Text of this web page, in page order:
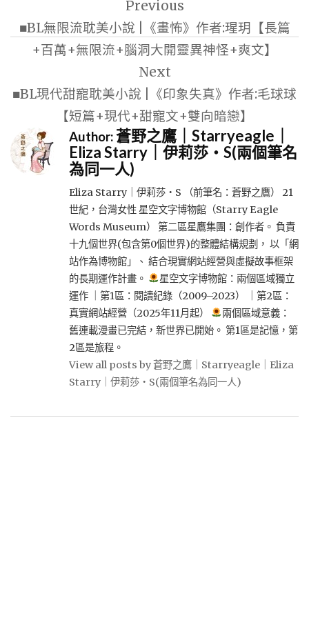
導
Previous
■BL無限流耽美小說 |《畫怖》作者:瑆玥【長篇
+百萬+無限流+腦洞大開靈異神怪+爽文】
Next
■BL現代甜寵耽美小說 |《印象失真》作者:毛球球
【短篇+現代+甜寵文+雙向暗戀】
Author:蒼野之鷹｜Starryeagle｜
Eliza Starry｜伊莉莎・S(兩個筆名
為同一人)
Eliza Starry｜伊莉莎・S （前筆名：蒼野之鷹） 21
世紀，台灣女性 星空文字博物館（Starry Eagle
Words Museum） 第二區星鷹集團：創作者。 負責
十九個世界(包含第0個世界)的整體結構規劃， 以「網
站作為博物館」、 結合現實網站經營與虛擬故事框架
的長期運作計畫。
星空文字博物館：兩個區域獨立
運作 ｜第1區：閱讀紀錄（2009–2023） ｜第2區：
真實網站經營（2025年11月起）
兩個區域意義：
舊連載漫畫已完結，新世界已開始。 第1區是記憶，第
2區是旅程。
View all posts by 蒼野之鷹｜Starryeagle｜Eliza
Starry｜伊莉莎・S(兩個筆名為同一人)